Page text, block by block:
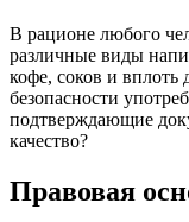
В рационе любого
различные виды
кофе, соков и
безопасности
подтверждающие
качество?
Правовая